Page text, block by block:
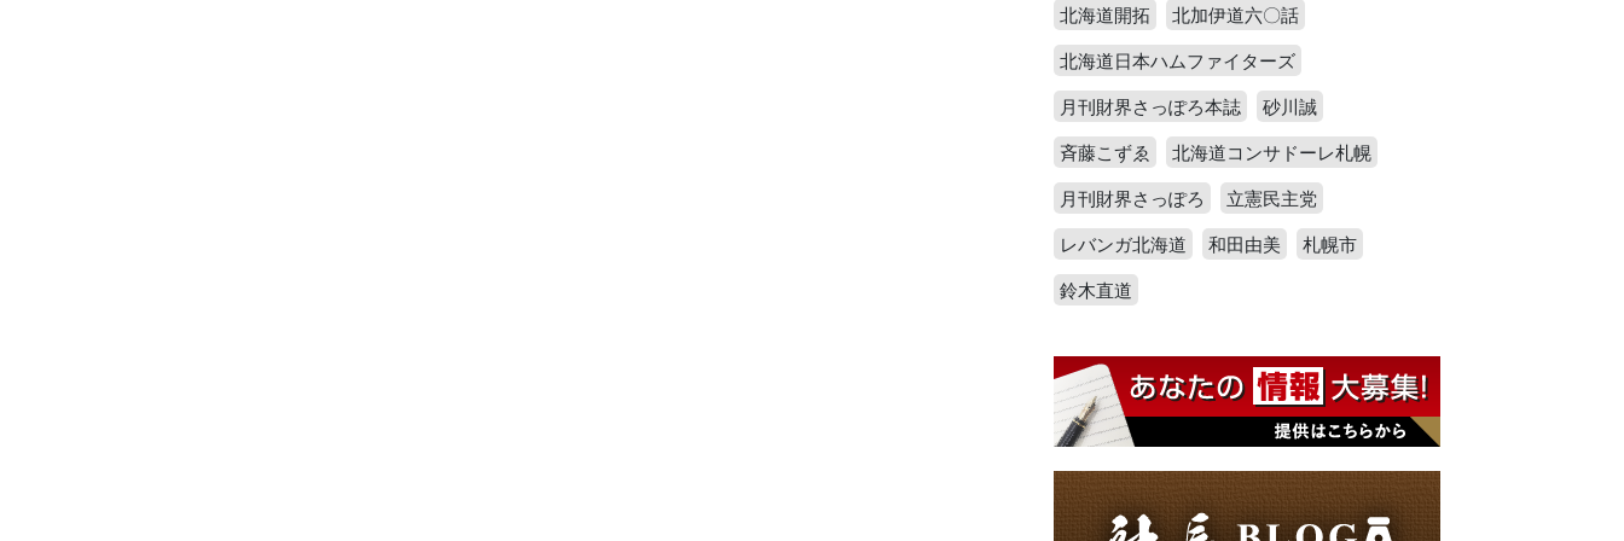
北海道開拓
北加伊道六〇話
北海道日本ハムファイターズ
月刊財界さっぽろ本誌
砂川誠
斉藤こずゑ
北海道コンサドーレ札幌
月刊財界さっぽろ
立憲民主党
レバンガ北海道
和田由美
札幌市
鈴木直道